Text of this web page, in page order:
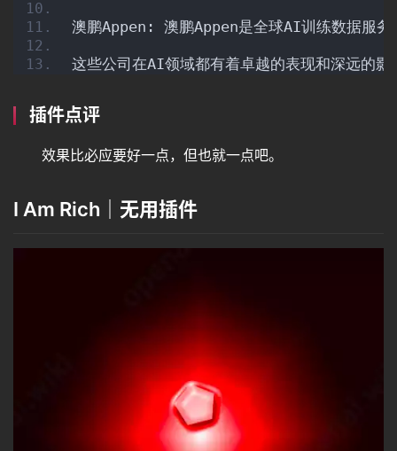
语
言
图
像
画
澳鹏Appen: 澳鹏Appen是全球AI训练数据服务
这些公司在AI领域都有着卓越的表现和深远的影
插件点评
效果比必应要好一点，但也就一点吧。
I Am Rich｜无用插件